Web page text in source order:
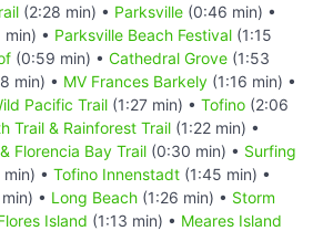
(2:28 min) • Parksville (0:46 min) •
min) • Parksville Beach Festival (1:15
(0:59 min) • Cathedral Grove (1:53
min) • MV Frances Barkely (1:16 min) •
Pacific Trail (1:27 min) • Tofino (2:06
Trail & Rainforest Trail (1:22 min) •
Florencia Bay Trail (0:30 min) • Surfing
• Tofino Innenstadt (1:45 min) •
• Long Beach (1:26 min) • Storm
Island (1:13 min) • Meares Island